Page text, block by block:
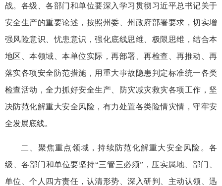
战。各级、各部门和单位要深入学习贯彻习近平总书记关于
安全生产的重要论述，按照州委、州政府部署要求，切实增
强风险意识、忧患意识，强化底线思维、极限思维，结合本
地区、本领域、本单位实际，再部署、再检查、再推动、再
落实各项安全防范措施，用重大事故隐患判定标准统一各类
检查活动，全力抓好安全生产、防灾减灾救灾各项工作，坚
决防范化解重大安全风险，有力处置各类险情灾情，守牢安
全发展底线。
二、聚焦重点领域，持续防范化解重大安全风险。各
级、各部门和单位要坚持“三管三必须”，压实属地、部门、
单位、个人四方责任，认清形势、深入研判、主动认领、迅